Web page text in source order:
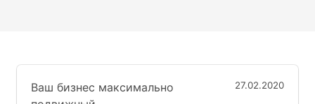
27.02.2020
Ваш бизнес максимально